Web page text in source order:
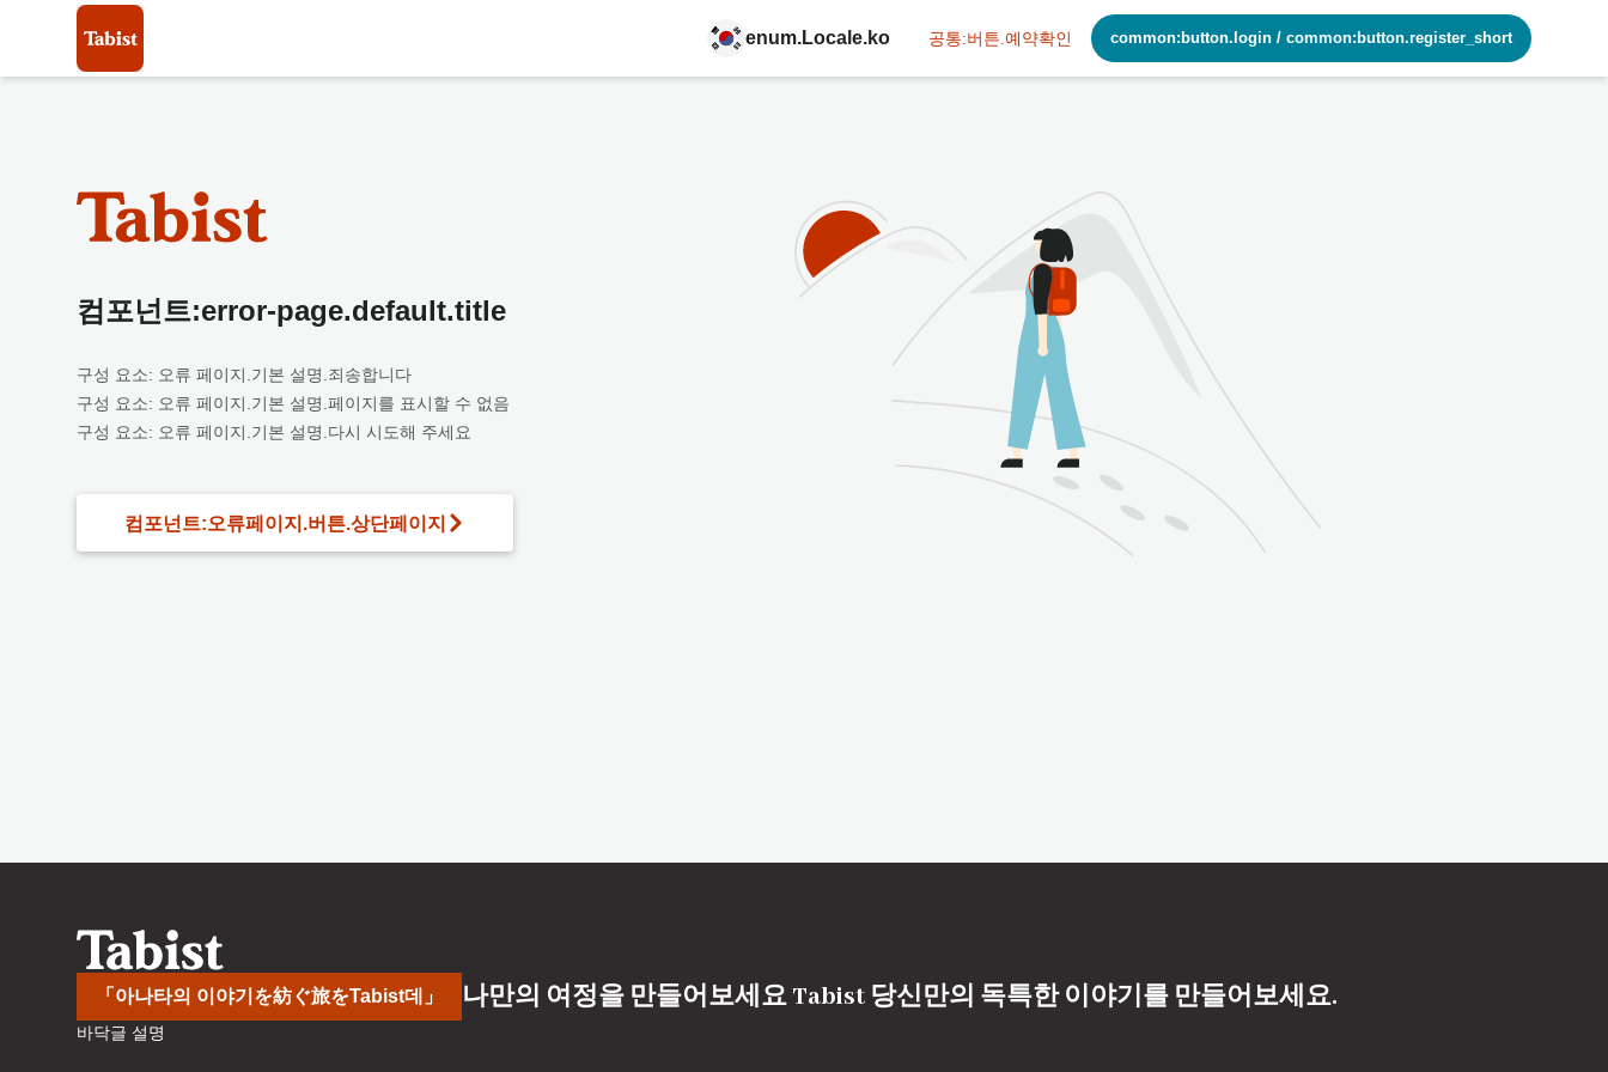
enum.Locale.ko 공통:버튼.예약확인 common:button.login / common:button.register_short
컴포넌트:error-page.default.title
구성 요소: 오류 페이지.기본 설명.죄송합니다
구성 요소: 오류 페이지.기본 설명.페이지를 표시할 수 없음
구성 요소: 오류 페이지.기본 설명.다시 시도해 주세요
컴포넌트:오류페이지.버튼.상단페이지
「아나타의 이야기を紡ぐ旅をTabist데」 나만의 여정을 만들어보세요 Tabist 당신만의 독특한 이야기를 만들어보세요.
바닥글 설명